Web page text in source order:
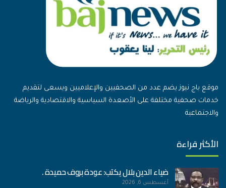
موقع باج نيوز يضم عدد من الصحفيين والإعلاميين ويسعى لتقديم
خدمات صحفية مختلفة على الأصعدة السياسية والاقتصادية والرياضة
والاجتماعية
الأكثر قراءة
ضياء الدين بلال يكتب: عودة بروف حميدة .
أغسطس 6, 2026